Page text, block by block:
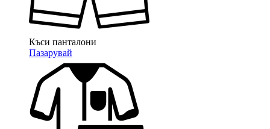
Къси панталони
Пазарувай